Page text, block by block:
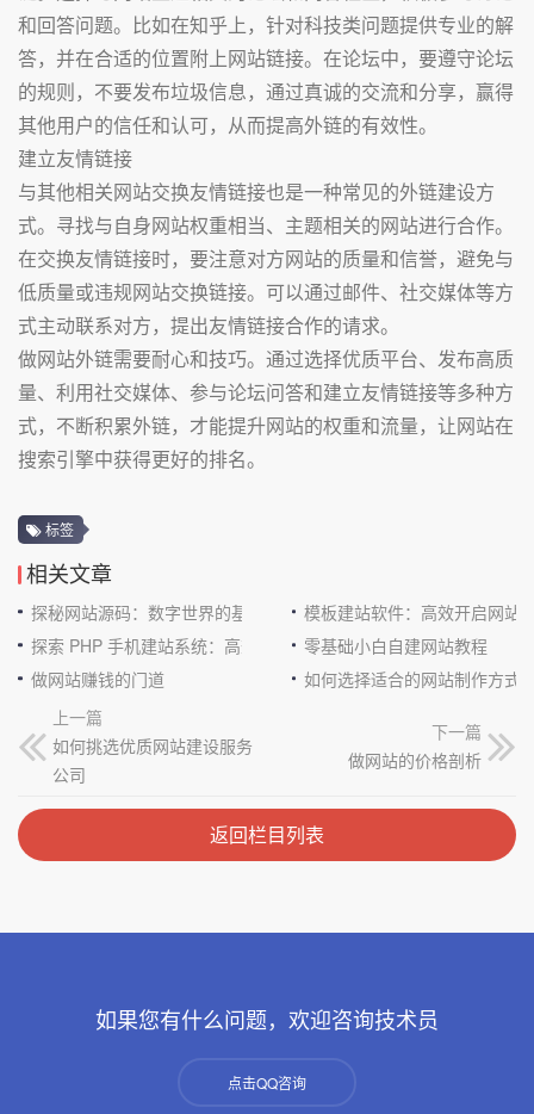
和回答问题。比如在知乎上，针对科技类问题提供专业的解
答，并在合适的位置附上网站链接。在论坛中，要遵守论坛
的规则，不要发布垃圾信息，通过真诚的交流和分享，赢得
其他用户的信任和认可，从而提高外链的有效性。
建立友情链接
与其他相关网站交换友情链接也是一种常见的外链建设方
式。寻找与自身网站权重相当、主题相关的网站进行合作。
在交换友情链接时，要注意对方网站的质量和信誉，避免与
低质量或违规网站交换链接。可以通过邮件、社交媒体等方
式主动联系对方，提出友情链接合作的请求。
做网站外链需要耐心和技巧。通过选择优质平台、发布高质
量、利用社交媒体、参与论坛问答和建立友情链接等多种方
式，不断积累外链，才能提升网站的权重和流量，让网站在
搜索引擎中获得更好的排名。
标签
相关文章
探秘网站源码：数字世界的基石
模板建站软件：高效开启网站
探索 PHP 手机建站系统：高效与便捷的完美结合零基础小白自建网站教程
做网站赚钱的门道
如何选择适合的网站制作方式
上一篇
如何挑选优质网站建设服务
公司
下一篇
做网站的价格剖析
返回栏目列表
如果您有什么问题，欢迎咨询技术员
点击QQ咨询